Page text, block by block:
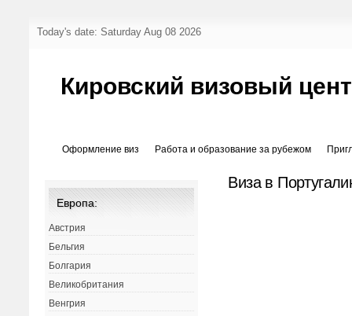
Today's date: Saturday Aug 08 2026
Кировский визовый
Оформление виз Работа и образование за рубежом
Виза в
Европа:
Австрия
Бельгия
Болгария
Великобритания
Венгрия